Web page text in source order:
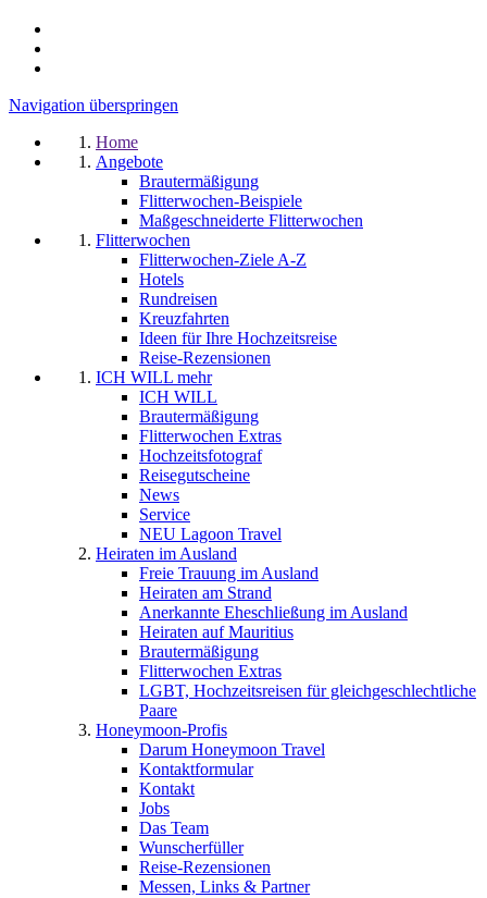
Navigation überspringen
Home
Angebote
Brautermäßigung
Flitterwochen-Beispiele
Maßgeschneiderte Flitterwochen
Flitterwochen
Flitterwochen-Ziele A-Z
Hotels
Rundreisen
Kreuzfahrten
Ideen für Ihre Hochzeitsreise
Reise-Rezensionen
ICH WILL mehr
ICH WILL
Brautermäßigung
Flitterwochen Extras
Hochzeitsfotograf
Reisegutscheine
News
Service
NEU Lagoon Travel
Heiraten im Ausland
Freie Trauung im Ausland
Heiraten am Strand
Anerkannte Eheschließung im Ausland
Heiraten auf Mauritius
Brautermäßigung
Flitterwochen Extras
LGBT, Hochzeitsreisen für gleichgeschlechtliche
Paare
Honeymoon-Profis
Darum Honeymoon Travel
Kontaktformular
Kontakt
Jobs
Das Team
Wunscherfüller
Reise-Rezensionen
Messen, Links & Partner